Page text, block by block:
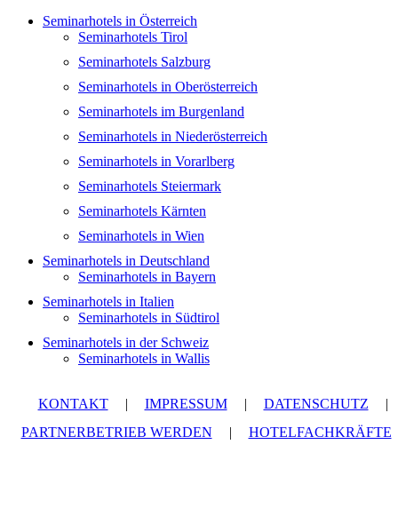
Seminarhotels in Österreich
Seminarhotels Tirol
Seminarhotels Salzburg
Seminarhotels in Oberösterreich
Seminarhotels im Burgenland
Seminarhotels in Niederösterreich
Seminarhotels in Vorarlberg
Seminarhotels Steiermark
Seminarhotels Kärnten
Seminarhotels in Wien
Seminarhotels in Deutschland
Seminarhotels in Bayern
Seminarhotels in Italien
Seminarhotels in Südtirol
Seminarhotels in der Schweiz
Seminarhotels in Wallis
KONTAKT IMPRESSUM DATENSCHUTZ
PARTNERBETRIEB WERDEN
HOTELFACHKRÄFTE